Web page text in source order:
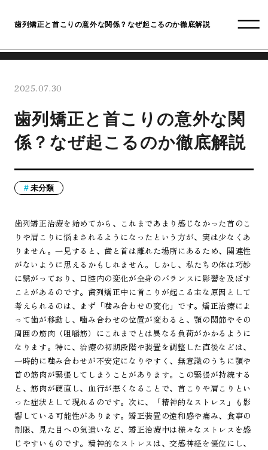
歯列矯正と首こりの意外な関係？なぜ起こるのか徹底解説
2025.07.30
歯列矯正と首こりの意外な関
係？なぜ起こるのか徹底解説
未分類
歯列矯正治療を始めてから、これまであまり感じなかった首のこ
りや肩こりに悩まされるようになったという方が、実は少なくあ
りません。一見すると、歯と首は離れた場所にあるため、関連性
がないように思えるかもしれません。しかし、私たちの体は巧妙
に繋がっており、口腔内の変化が全身のバランスに影響を及ぼす
ことがあるのです。歯列矯正中に首こりが起こる主な原因として
考えられるのは、まず「噛み合わせの変化」です。矯正治療によ
って歯が移動し、噛み合わせの位置が変わると、顎の関節やその
周囲の筋肉（咀嚼筋）にこれまでとは異なる負荷がかかるように
なります。特に、治療の初期段階や装置を調整した直後などは、
一時的に噛み合わせが不安定になりやすく、無意識のうちに顎や
首の筋肉が緊張してしまうことがあります。この緊張が持続する
と、筋肉が硬直し、血行が悪くなることで、首こりや肩こりとい
った症状として現れるのです。次に、「精神的なストレス」も影
響している可能性があります。矯正装置の違和感や痛み、食事の
制限、見た目への気遣いなど、矯正治療中は様々なストレスを感
じやすいものです。精神的なストレスは、交感神経を優位にし、